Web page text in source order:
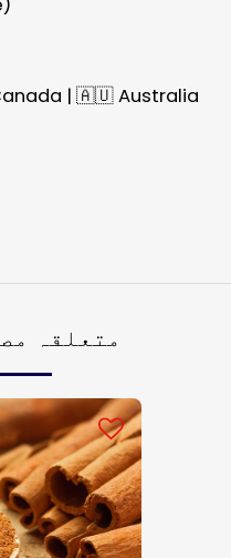
| 🇦🇺 Australia
متعلقہ